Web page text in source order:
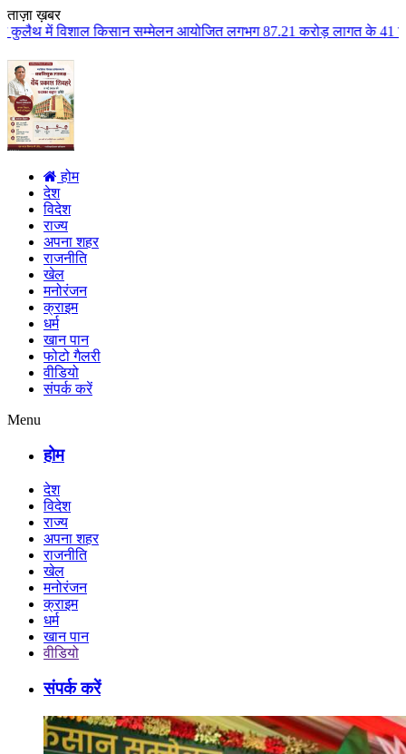
ताज़ा ख़बर
आयोजित लगभग 87.21 करोड़ लागत के 41 विकास कार्यों का किया
होम
देश
विदेश
राज्य
अपना शहर
राजनीति
खेल
मनोरंजन
क्राइम
धर्म
खान पान
फोटो गैलरी
वीडियो
संपर्क करें
Menu
होम
देश
विदेश
राज्य
अपना शहर
राजनीति
खेल
मनोरंजन
क्राइम
धर्म
खान पान
वीडियो
संपर्क करें